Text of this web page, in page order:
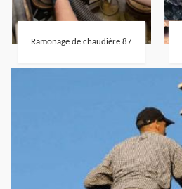
Ramonage de chaudière 87